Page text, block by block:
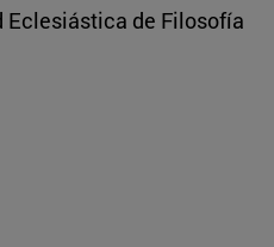
Eclesiástica de Filosofía